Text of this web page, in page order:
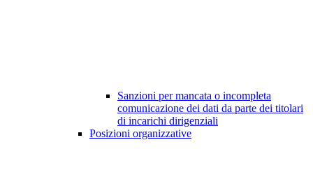
Sanzioni per mancata o incompleta
comunicazione dei dati da parte dei titolari
di incarichi dirigenziali
Posizioni organizzative